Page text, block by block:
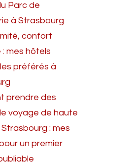
Parc de
à Strasbourg
confort
mes hôtels
préférés à
prendre des
voyage de haute
: mes
un premier